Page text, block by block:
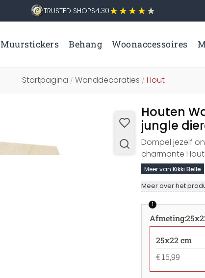
TRUSTED SHOPS4.30
Muurstickers Behang Woonaccessoires
Startpagina / Wanddecoraties / Hout
Houten
jungle
Dompel jezelf
charmante
Meer van Kikki Belle
Meer over het
1
Afmeting:
25x22 cm
€ 16,99